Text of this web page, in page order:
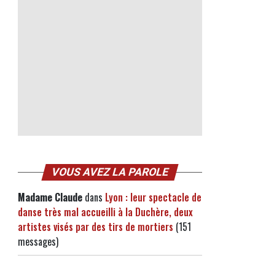
VOUS AVEZ LA PAROLE
Madame Claude dans Lyon : leur spectacle de
danse très mal accueilli à la Duchère, deux
artistes visés par des tirs de mortiers (151
messages)